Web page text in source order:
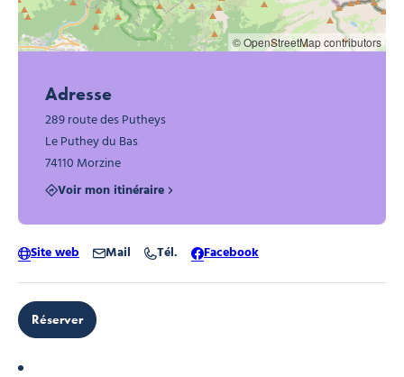
© OpenStreetMap contributors
Adresse
289 route des Putheys
Le Puthey du Bas
74110 Morzine
Voir mon itinéraire
Site web Mail Tél. Facebook
Réserver